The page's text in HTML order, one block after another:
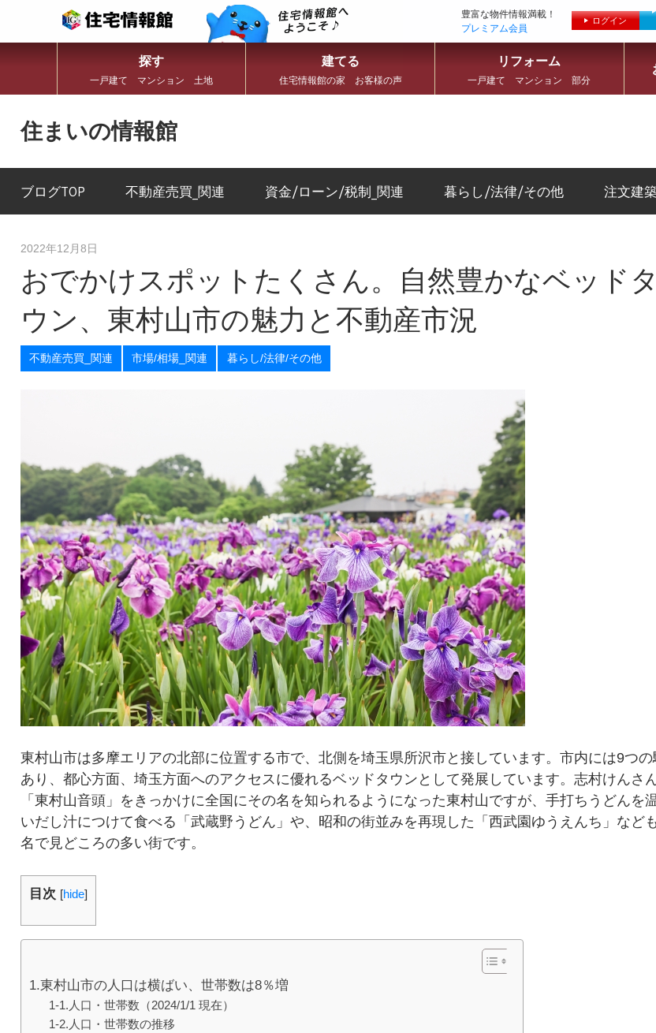
豊富な物件情報満載！
プレミアム会員
ログイン
探す
一戸建て マンション 土地
建てる
住宅情報館の家 お客様の声
リフォーム
一戸建て マンション 部分
住まいの情報館
ま
と
暮
し
役
立
情
を
お
ブログTOP 不動産売買_関連 資金/ローン/税制_関連 暮らし/法律/その他 注文建
2022年12月8日
おでかけスポットたくさん。自然豊かなベッドタ
ウン、東村山市の魅力と不動産市況
不動産売買_関連 市場/相場_関連 暮らし/法律/その他
東村山市は多摩エリアの北部に位置する市で、北側を埼玉県所沢市と接しています。市内には9つの
あり、都心方面、埼玉方面へのアクセスに優れるベッドタウンとして発展しています。志村けんさ
「東村山音頭」をきっかけに全国にその名を知られるようになった東村山ですが、手打ちうどんを
いだし汁につけて食べる「武蔵野うどん」や、昭和の街並みを再現した「西武園ゆうえんち」など
名で見どころの多い街です。
目次 [hide]
1.東村山市の人口は横ばい、世帯数は8％増
1-1.人口・世帯数（2024/1/1 現在）
1-2.人口・世帯数の推移